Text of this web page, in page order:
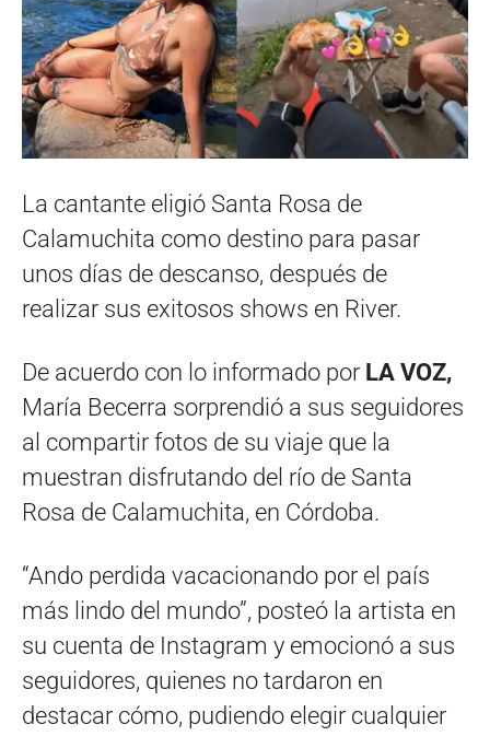
La cantante eligió Santa Rosa de
Calamuchita como destino para pasar
unos días de descanso, después de
realizar sus exitosos shows en River.
De acuerdo con lo informado por LA VOZ,
María Becerra sorprendió a sus seguidores
al compartir fotos de su viaje que la
muestran disfrutando del río de Santa
Rosa de Calamuchita, en Córdoba.
“Ando perdida vacacionando por el país
más lindo del mundo”, posteó la artista en
su cuenta de Instagram y emocionó a sus
seguidores, quienes no tardaron en
destacar cómo, pudiendo elegir cualquier